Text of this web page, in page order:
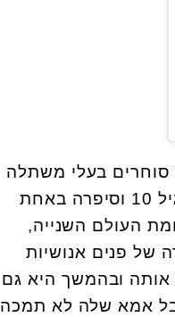
בעיר המחוז מאטסומוטו שביפן, בשנת 1929 לזוג סוחרים בעלי משתלה
היא החלה לסבול מהזיות בגיל 10 וסיפרה באחת
העולם השנייה,
של פנים אנושיות
אותה ובהמשך היא גם
אמא שלה לא תמכה